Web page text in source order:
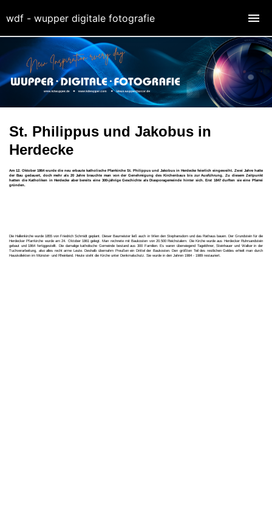
St. Philippus und Jakobus in
Herdecke
Am 12. Oktober 1864 wurde die neu erbaute katholische Pfarrkirche St. Philippus und Jakobus in Herdecke feierlich eingeweiht. Zwei Jahre hatte
der Bau gedauert, doch mehr als 20 Jahre brauchte man von der Genehmigung des Kirchenbaus bis zur Ausführung. Zu diesem Zeitpunkt
hatten die Katholiken in Herdecke aber bereits eine 300-jährige Geschichte als Diasporagemeinde hinter sich. Erst 1847 durften sie eine Pfarrei
gründen.
Die Hallenkirche wurde 1855 von Friedrich Schmidt geplant. Dieser Baumeister ließ auch in Wien den Stephansdom und das Rathaus bauen. Der Grundstein für die
Herdecker Pfarrkirche wurde am 24. Oktober 1861 gelegt. Man rechnete mit Baukosten von 20.500 Reichstalern. Die Kirche wurde aus Herdecker Ruhrsandstein
gebaut und 1864 fertiggestellt. Die damalige katholische Gemeinde bestand aus 300 Familien. Es waren überwiegend Tagelöhner, Steinhauer und Walker in der
Tuchverarbeitung, also alles recht arme Leute. Deshalb übernahm Preußen ein Drittel der Baukosten. Den größten Teil des restlichen Geldes erhielt man durch
Hauskollekten im Münster- und Rheinland. Heute steht die Kirche unter Denkmalschutz. Sie wurde in den Jahren 1984 - 1989 restauriert.
wdf - wupper digitale fotografie